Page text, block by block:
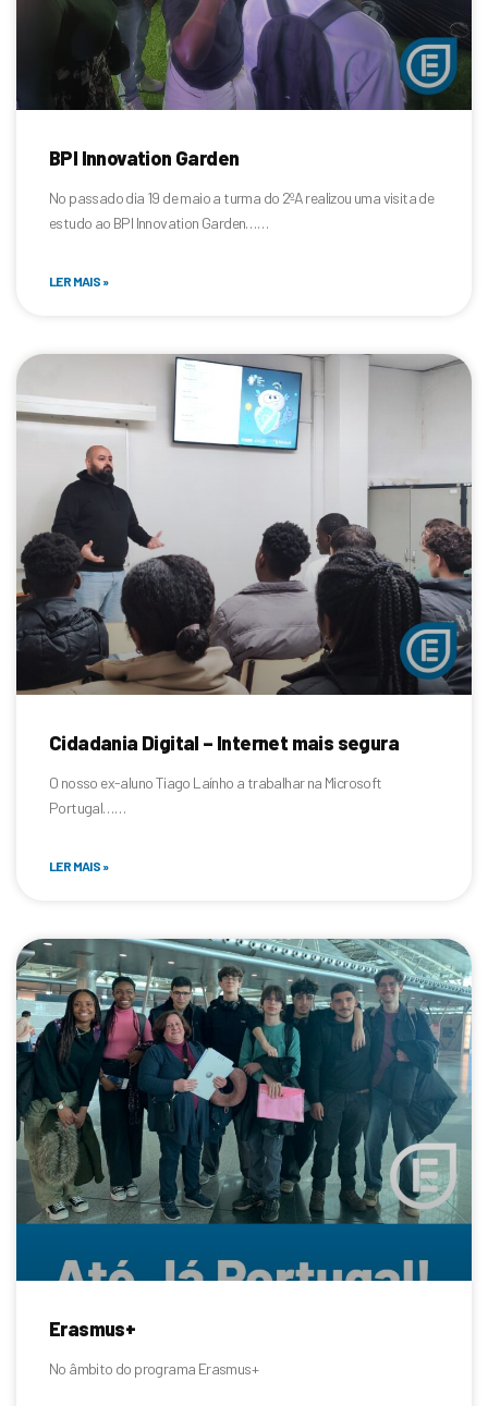
BPI Innovation Garden
No passado dia 19 de maio a turma do 2ºA realizou uma visita de
estudo ao BPI Innovation Garden……
LER MAIS »
Cidadania Digital – Internet mais segura
O nosso ex-aluno Tiago Laínho a trabalhar na Microsoft
Portugal……
LER MAIS »
Erasmus+
No âmbito do programa Erasmus+